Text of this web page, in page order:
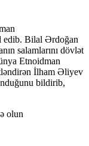
edib. Bilal Ərdoğan
salamlarını dövlət
Etnoidman
İlham Əliyev
bildirib,
olun